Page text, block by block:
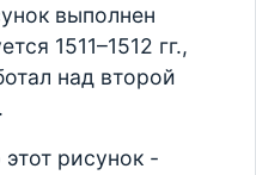
выполнен
1511–1512 гг.,
над второй
рисунок -